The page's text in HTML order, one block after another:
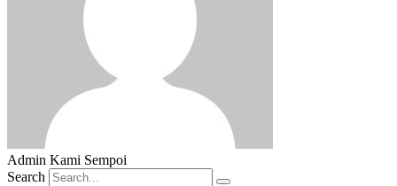
Admin Kami Sempoi
Search